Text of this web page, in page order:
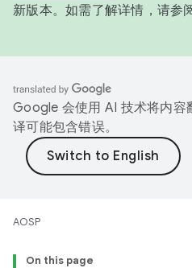
新版本。如需了解详情，请参
Google 会使用 AI 技术将内容
译可能包含错误。
AOSP
On this page